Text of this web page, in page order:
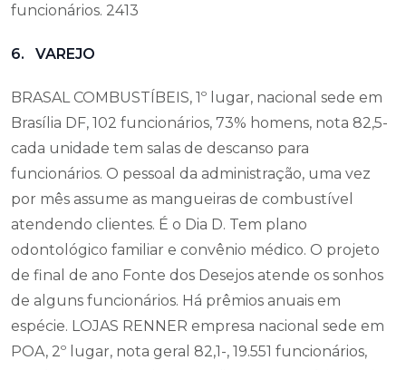
funcionários. 2413
6. VAREJO
BRASAL COMBUSTÍBEIS, 1º lugar, nacional sede em
Brasília DF, 102 funcionários, 73% homens, nota 82,5-
cada unidade tem salas de descanso para
funcionários. O pessoal da administração, uma vez
por mês assume as mangueiras de combustível
atendendo clientes. É o Dia D. Tem plano
odontológico familiar e convênio médico. O projeto
de final de ano Fonte dos Desejos atende os sonhos
de alguns funcionários. Há prêmios anuais em
espécie. LOJAS RENNER empresa nacional sede em
POA, 2º lugar, nota geral 82,1-, 19.551 funcionários,